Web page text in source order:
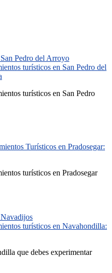
turísticos en San Pedro del
turísticos en San Pedro
Turísticos en Pradosegar:
turísticos en Pradosegar
turísticos en Navahondilla:
que debes experimentar